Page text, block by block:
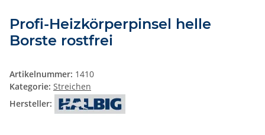
Profi-Heizkörperpinsel helle
Borste rostfrei
Artikelnummer: 1410
Kategorie: Streichen
Hersteller: